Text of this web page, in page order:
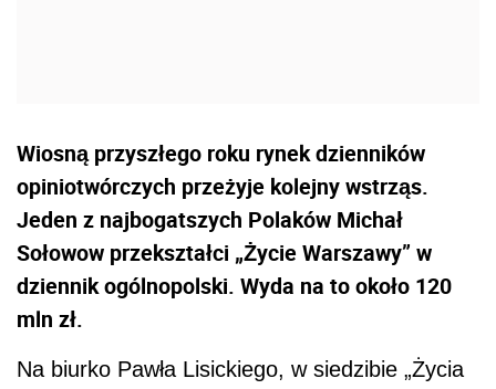
Wiosną przyszłego roku rynek dzienników
opiniotwórczych przeżyje kolejny wstrząs.
Jeden z najbogatszych Polaków Michał
Sołowow przekształci „Życie Warszawy” w
dziennik ogólnopolski. Wyda na to około 120
mln zł.
Na biurko Pawła Lisickiego, w siedzibie „Życia